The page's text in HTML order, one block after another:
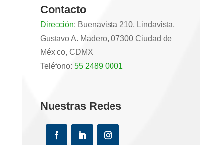
Contacto
Dirección: Buenavista 210, Lindavista,
Gustavo A. Madero, 07300 Ciudad de
México, CDMX
Teléfono: 55 2489 0001
Nuestras Redes